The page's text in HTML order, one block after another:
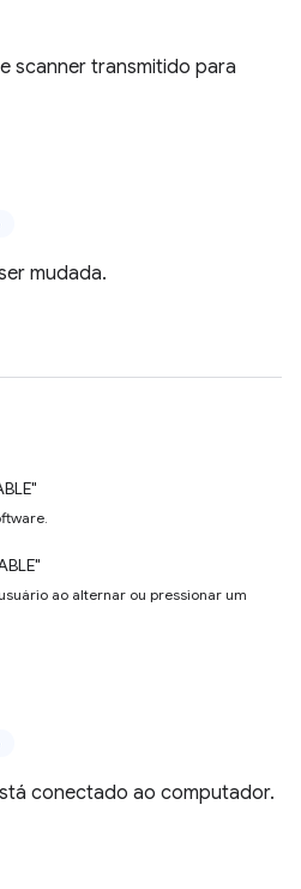
scanner transmitido para
mudada.
ao alternar ou pressionar um
conectado ao computador.